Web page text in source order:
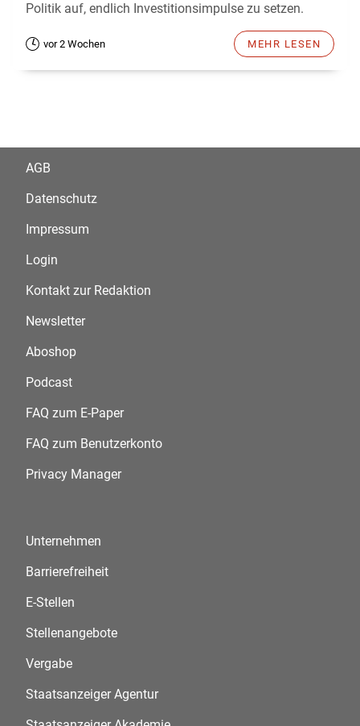
Politik auf, endlich Investitionsimpulse zu setzen.
vor 2 Wochen MEHR LESEN
AGB
Datenschutz
Impressum
Login
Kontakt zur Redaktion
Newsletter
Aboshop
Podcast
FAQ zum E-Paper
FAQ zum Benutzerkonto
Privacy Manager
Unternehmen
Barrierefreiheit
E-Stellen
Stellenangebote
Vergabe
Staatsanzeiger Agentur